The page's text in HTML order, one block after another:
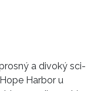
a divoký sci-
Harbor u